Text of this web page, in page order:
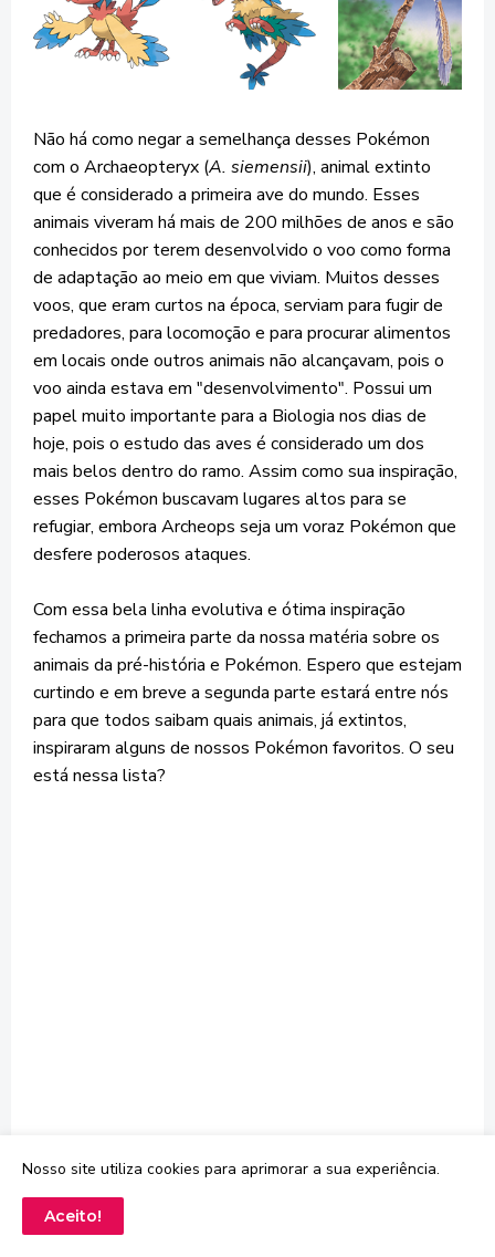
Não há como negar a semelhança desses Pokémon
com o Archaeopteryx (A. siemensii), animal extinto
que é considerado a primeira ave do mundo. Esses
animais viveram há mais de 200 milhões de anos e são
conhecidos por terem desenvolvido o voo como forma
de adaptação ao meio em que viviam. Muitos desses
voos, que eram curtos na época, serviam para fugir de
predadores, para locomoção e para procurar alimentos
em locais onde outros animais não alcançavam, pois o
voo ainda estava em "desenvolvimento". Possui um
papel muito importante para a Biologia nos dias de
hoje, pois o estudo das aves é considerado um dos
mais belos dentro do ramo. Assim como sua inspiração,
esses Pokémon buscavam lugares altos para se
refugiar, embora Archeops seja um voraz Pokémon que
desfere poderosos ataques.
Com essa bela linha evolutiva e ótima inspiração
fechamos a primeira parte da nossa matéria sobre os
animais da pré-história e Pokémon. Espero que estejam
curtindo e em breve a segunda parte estará entre nós
para que todos saibam quais animais, já extintos,
inspiraram alguns de nossos Pokémon favoritos. O seu
está nessa lista?
Nosso site utiliza cookies para aprimorar a sua experiência.
Aceito!